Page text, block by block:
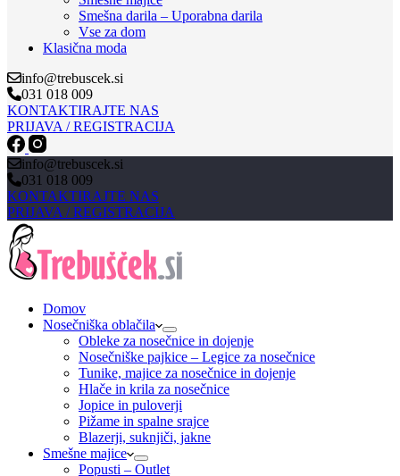
Smešna darila – Uporabna darila
Vse za dom
Klasična moda
info@trebuscek.si
031 018 009
KONTAKTIRAJTE NAS
PRIJAVA / REGISTRACIJA
info@trebuscek.si
031 018 009
KONTAKTIRAJTE NAS
PRIJAVA / REGISTRACIJA
Domov
Nosečniška oblačila
Obleke za nosečnice in dojenje
Nosečniške pajkice – Legice za nosečnice
Tunike, majice za nosečnice in dojenje
Hlače in krila za nosečnice
Jopice in puloverji
Pižame in spalne srajce
Blazerji, suknjiči, jakne
Smešne majice
Popusti – Outlet